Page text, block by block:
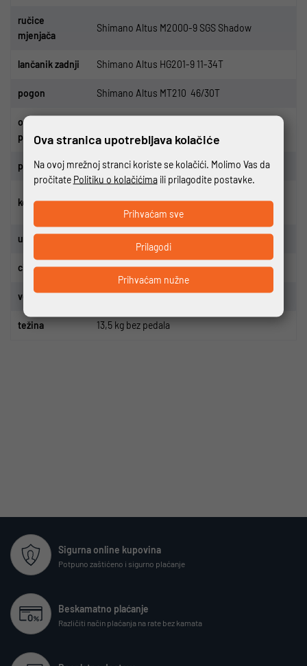
ručice
mjenjača
Shimano Altus M2000-9 SGS Shadow
lančanik zadnji Shimano Altus HG201-9 11-34T
pogon Shimano Altus MT210 46/30T
osovina
pogona
p edale KTM Line Offroad BF
ko nice
RT10CL 160-160
upravlja
cijev sjedala KTM Line 27.2
veli čine 51,56,60
težina 13,5 kg bez pedala
Sigurna online kupovina
Potpuno zaštićeno i sigurno plaćanje
Beskamatno plaćanje
Različiti način plaćanja na rate bez kamata
Ova stranica upotrebljava kolačiće
Na ovoj mrežnoj stranci koriste se kolačići. Molimo Vas da
pročitate Politiku o kolačićimaili prilagodite postavke.
Prihvaćam nužne
Prilagodi
Prihvaćam sve